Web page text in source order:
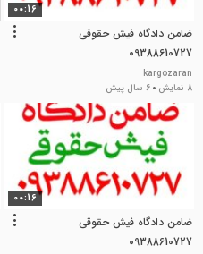
00:16
ضامن دادگاه فیش حقوقی
09388610727
kargozaran
8 نمایش
6 سال پیش
00:16
ضامن دادگاه فیش حقوقی
09388610727